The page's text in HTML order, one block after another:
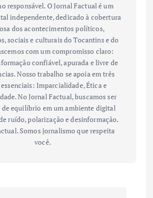
responsável. O Jornal Factual é um
independente, dedicado à cobertura
dos acontecimentos políticos,
sociais e culturais do Tocantins e do
com um compromisso claro:
confiável, apurada e livre de
Nosso trabalho se apoia em três
Imparcialidade, Ética e
No Jornal Factual, buscamos ser
equilíbrio em um ambiente digital
ruído, polarização e desinformação.
Somos jornalismo que respeita
você.